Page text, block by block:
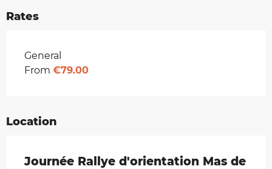
Rates
Rates 2026
General
From €79.00
Location
Journée Rallye d'orientation Mas de